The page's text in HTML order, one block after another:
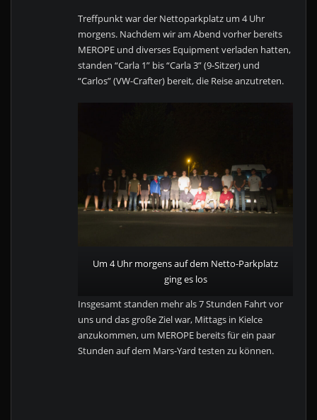
Treffpunkt war der Nettoparkplatz um 4 Uhr
morgens. Nachdem wir am Abend vorher bereits
MEROPE und diverses Equipment verladen hatten,
standen “Carla 1” bis “Carla 3” (9-Sitzer) und
“Carlos” (VW-Crafter) bereit, die Reise anzutreten.
Um 4 Uhr morgens auf dem Netto-Parkplatz
ging es los
Insgesamt standen mehr als 7 Stunden Fahrt vor
uns und das große Ziel war, Mittags in Kielce
anzukommen, um MEROPE bereits für ein paar
Stunden auf dem Mars-Yard testen zu können.